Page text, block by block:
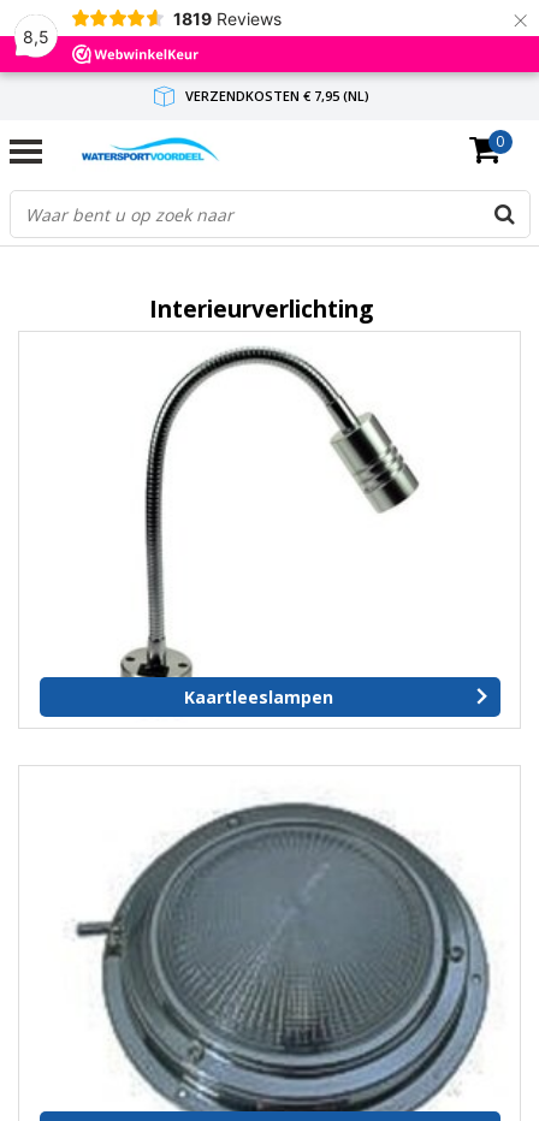
8,5
1819 Reviews ×
VERZENDKOSTEN € 7,95 (NL)
GRATIS VERZENDING(NL) VANAF € 65,-
BINNEN 1-3 WERKDAGEN ANTWOORD
0
Interieurverlichting
Kaartleeslampen